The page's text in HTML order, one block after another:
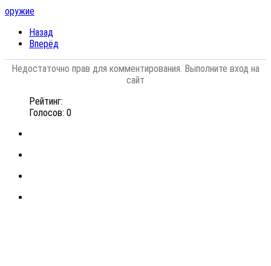
оружие
Назад
Вперёд
Недостаточно прав для комментирования. Выполните вход на
сайт
Рейтинг:
Голосов: 0